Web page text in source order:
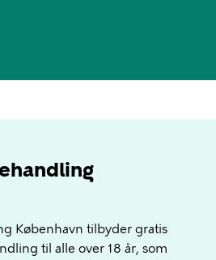
København tilbyder gratis
til alle over 18 år, som